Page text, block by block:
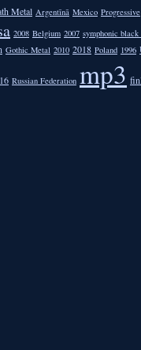
Metal Argentīnā Mexico Progressive
2008 Belgium 2007 symphonic
Gothic Metal 2010 2018 Poland 1996
Russian Federation mp3